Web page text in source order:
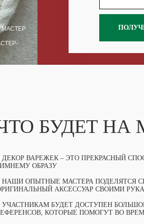
МАСТЕР
БУДЕТ НА
ДЕКОР ВАРЕЖЕК – ЭТО ПРЕКРАСНЫЙ
ОБРАЗУ
НАШИ ОПЫТНЫЕ МАСТЕРА ПОДЕЛЯТСЯ
АКСЕССУАР СВОИМИ
УЧАСТНИКАМ БУДЕТ ДОСТУПЕН
КОТОРЫЕ ПОМОГУТ ВО